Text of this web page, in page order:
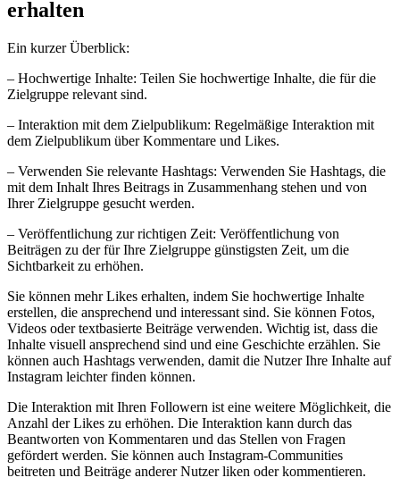
erhalten
Ein kurzer Überblick:
– Hochwertige Inhalte: Teilen Sie hochwertige Inhalte, die für die
Zielgruppe relevant sind.
– Interaktion mit dem Zielpublikum: Regelmäßige Interaktion mit
dem Zielpublikum über Kommentare und Likes.
– Verwenden Sie relevante Hashtags: Verwenden Sie Hashtags, die
mit dem Inhalt Ihres Beitrags in Zusammenhang stehen und von
Ihrer Zielgruppe gesucht werden.
– Veröffentlichung zur richtigen Zeit: Veröffentlichung von
Beiträgen zu der für Ihre Zielgruppe günstigsten Zeit, um die
Sichtbarkeit zu erhöhen.
Sie können mehr Likes erhalten, indem Sie hochwertige Inhalte
erstellen, die ansprechend und interessant sind. Sie können Fotos,
Videos oder textbasierte Beiträge verwenden. Wichtig ist, dass die
Inhalte visuell ansprechend sind und eine Geschichte erzählen. Sie
können auch Hashtags verwenden, damit die Nutzer Ihre Inhalte auf
Instagram leichter finden können.
Die Interaktion mit Ihren Followern ist eine weitere Möglichkeit, die
Anzahl der Likes zu erhöhen. Die Interaktion kann durch das
Beantworten von Kommentaren und das Stellen von Fragen
gefördert werden. Sie können auch Instagram-Communities
beitreten und Beiträge anderer Nutzer liken oder kommentieren.